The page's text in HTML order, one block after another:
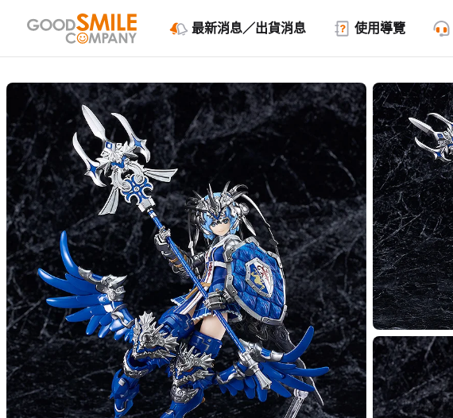
最新消息／出貨消息 使用導覽